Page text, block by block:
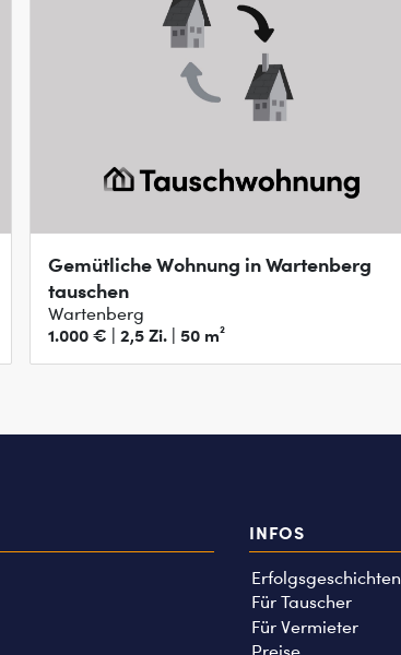
Gemütliche Wohnung in Wartenberg
tauschen
Wartenberg
1.000 € | 2,5 Zi. | 50 m²
INFOS
Erfolgsgeschichten
Für Tauscher
Für Vermieter